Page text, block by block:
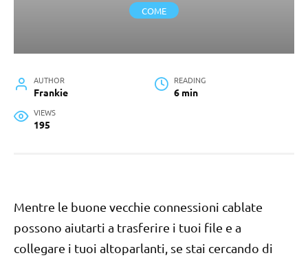
COME
AUTHOR
Frankie
READING
6 min
VIEWS
195
Mentre le buone vecchie connessioni cablate
possono aiutarti a trasferire i tuoi file e a
collegare i tuoi altoparlanti, se stai cercando di